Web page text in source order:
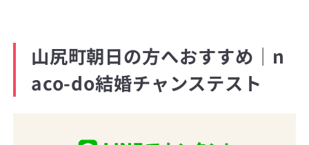
山尻町朝日の方へおすすめ｜n
aco-do結婚チャンステスト